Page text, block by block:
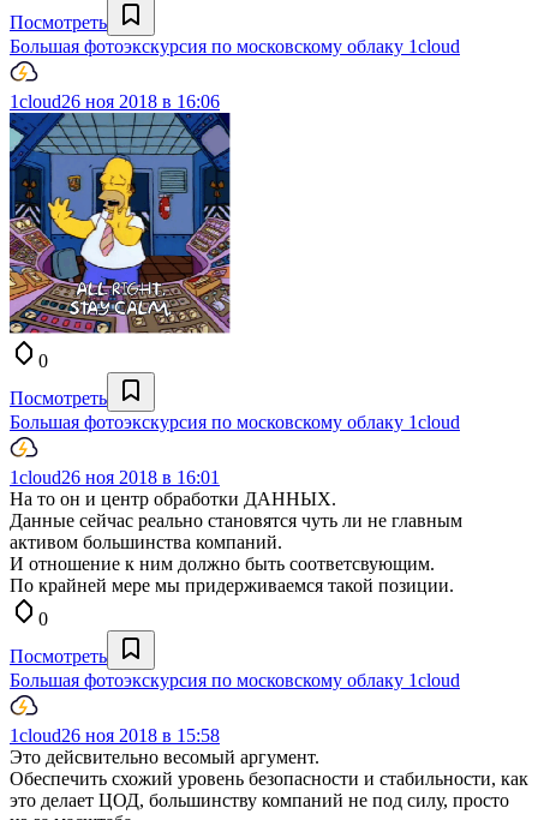
Посмотреть
Большая фотоэкскурсия по московскому облаку 1cloud
1cloud26 ноя 2018 в 16:06
0
Посмотреть
Большая фотоэкскурсия по московскому облаку 1cloud
1cloud26 ноя 2018 в 16:01
На то он и центр обработки ДАННЫХ.
Данные сейчас реально становятся чуть ли не главным
активом большинства компаний.
И отношение к ним должно быть соответсвующим.
По крайней мере мы придерживаемся такой позиции.
0
Посмотреть
Большая фотоэкскурсия по московскому облаку 1cloud
1cloud26 ноя 2018 в 15:58
Это дейсвительно весомый аргумент.
Обеспечить схожий уровень безопасности и стабильности, как
это делает ЦОД, большинству компаний не под силу, просто